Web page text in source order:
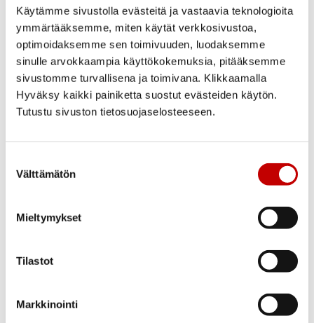
Käytämme sivustolla evästeitä ja vastaavia teknologioita
ymmärtääksemme, miten käytät verkkosivustoa,
optimoidaksemme sen toimivuuden, luodaksemme
sinulle arvokkaampia käyttökokemuksia, pitääksemme
sivustomme turvallisena ja toimivana. Klikkaamalla
Hyväksy kaikki painiketta suostut evästeiden käytön.
Tutustu sivuston tietosuojaselosteeseen.
valinta
Välttämätön
Mieltymykset
Tilastot
Markkinointi
Uusi
Varastossa
Toimitusaika 1–3
OSTA NYT
Kempeleessä sijaitseva ovien ja ikkunoiden
erikoisliike, jolla on pitkä kokemus ja historia
toiminut ovia ja ikkunoita varastoivana, nopean
toimituksen yrityksenä jo vuosikymmenien ajan,
yrittäjien, Aune ja Ari Kaarlejärven luotsaamana
yritys on toiminut vuoden 2018 kesäkuusta